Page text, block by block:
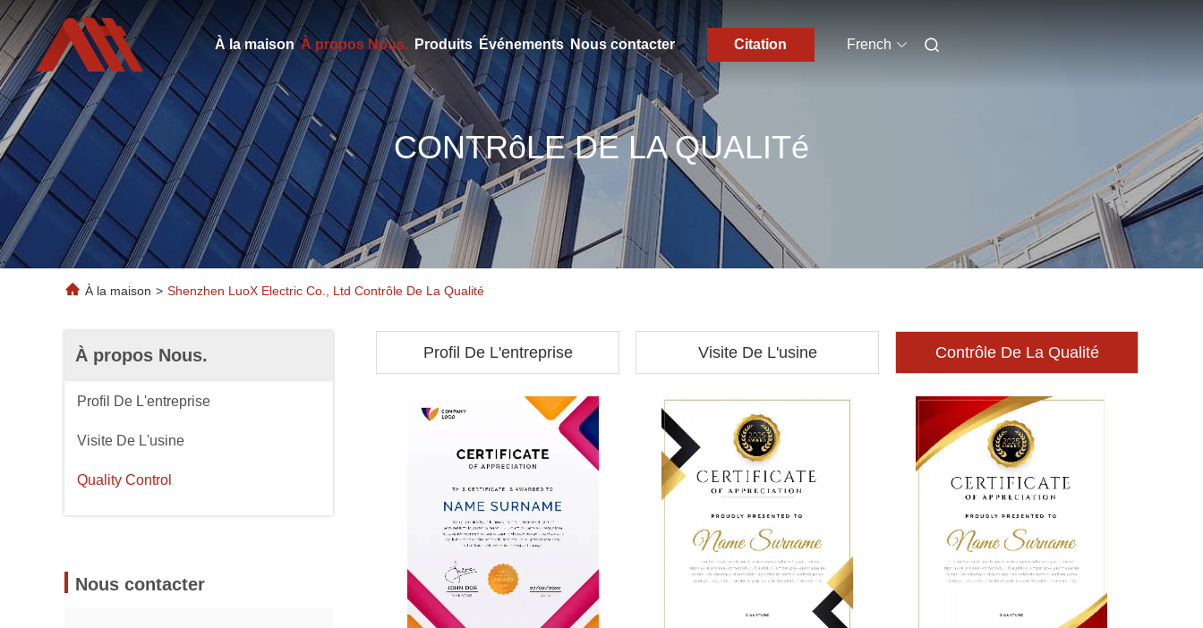
À la maison À propos Nous. Produits Événements Nous contacter Citation French
CONTRôLE DE LA QUALITé
À la maison > Shenzhen LuoX Electric Co., Ltd Contrôle De La Qualité
À propos Nous.
Profil De L'entreprise
Visite De L'usine
Quality Control
Nous contacter
Profil De L'entreprise Visite De L'usine Contrôle De La Qualité